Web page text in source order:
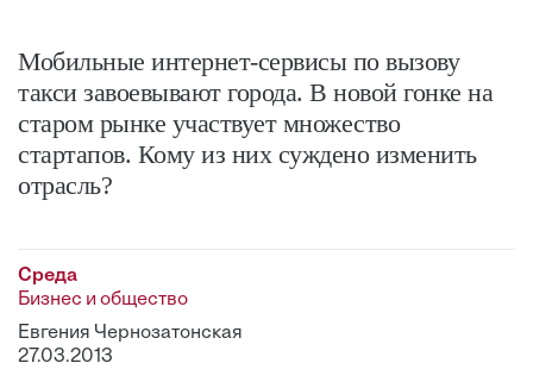
Мобильные интернет-сервисы по вызову
такси завоевывают города. В новой гонке на
старом рынке участвует множество
стартапов. Кому из них суждено изменить
отрасль?
Среда
Бизнес и общество
Евгения Чернозатонская
27.03.2013